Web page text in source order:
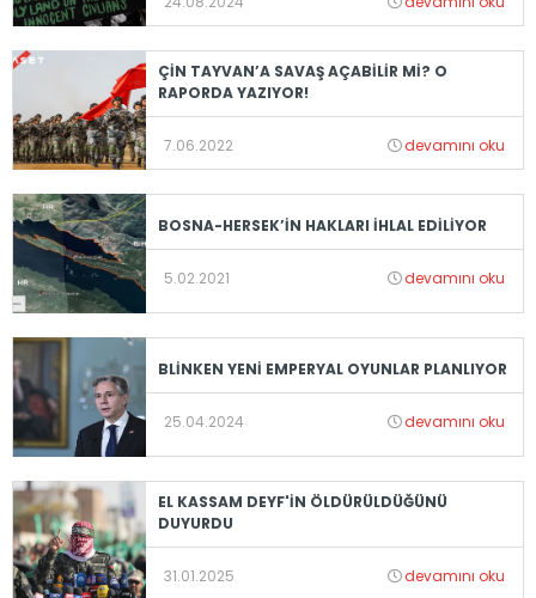
ÇİN TAYVAN’A SAVAŞ AÇABİLİR Mİ? O
RAPORDA YAZIYOR!
7.06.2022 devamını oku
BOSNA-HERSEK’İN HAKLARI İHLAL EDİLİYOR
5.02.2021 devamını oku
BLİNKEN YENİ EMPERYAL OYUNLAR PLANLIYOR
25.04.2024 devamını oku
EL KASSAM DEYF'İN ÖLDÜRÜLDÜĞÜNÜ
DUYURDU
31.01.2025 devamını oku